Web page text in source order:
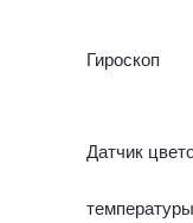
Гироскоп
Датчик
температуры